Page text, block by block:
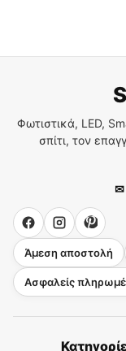
Φωτιστικά, LED,
σπίτι, τον
✉
Άμεση αποστολή
Ασφαλείς